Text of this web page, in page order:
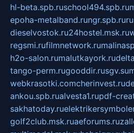
hl-beta.spb.ruschool494.spb.ru
epoha-metalband.rungr.spb.ru
dieselvostok.ru24hostel.msk.ru
regsmi.rufilmnetwork.ru
h2o-salon.rumalutkayork.ru
tango-perm.rugooddir.rusgv.su
webkrasotki.comcherinvest.ru
ankou.spb.rualvesta1.rupdf-
sakhatoday.ru
golf2club.msk.ruaeforums.ru